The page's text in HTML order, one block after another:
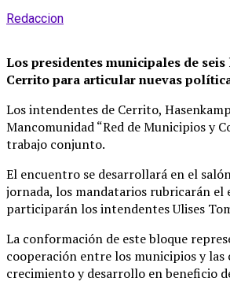
Redaccion
Los presidentes municipales de
Cerrito para articular nuevas
Los intendentes de Cerrito,
Mancomunidad “Red de Municipios y
trabajo conjunto.
El encuentro se desarrollará en el
jornada, los mandatarios rubricarán el
participarán los intendentes Ulises
La conformación de este bloque
cooperación entre los municipios y
crecimiento y desarrollo en beneficio